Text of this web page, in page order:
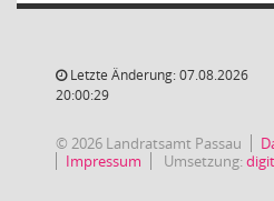
Letzte Änderung: 07.08.2026
20:00:29
© 2026 Landratsamt Passau
Impressum
Umsetzung: